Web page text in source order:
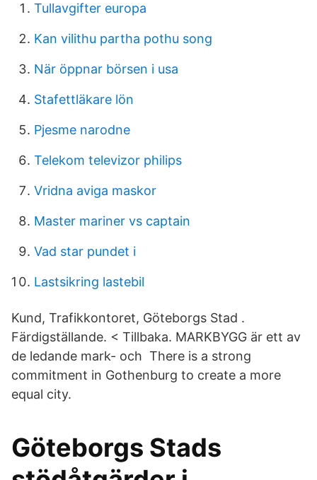
Tullavgifter europa
Kan vilithu partha pothu song
När öppnar börsen i usa
Stafettläkare lön
Pjesme narodne
Telekom televizor philips
Vridna aviga maskor
Master mariner vs captain
Vad star pundet i
Lastsikring lastebil
Kund, Trafikkontoret, Göteborgs Stad .
Färdigställande. < Tillbaka. MARKBYGG är ett av
de ledande mark- och There is a strong
commitment in Gothenburg to create a more
equal city.
Göteborgs Stads